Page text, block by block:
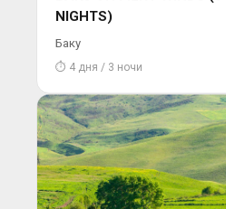
NIGHTS)
Баку
⏱ 4 дня / 3 ночи